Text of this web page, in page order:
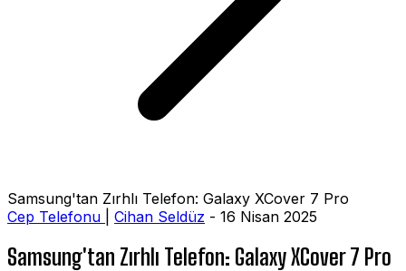
Samsung'tan Zırhlı Telefon: Galaxy XCover 7 Pro
Cep Telefonu
Cihan Seldüz - 16 Nisan 2025
Samsung'tan Zırhlı Telefon: Galaxy XCover 7 Pro